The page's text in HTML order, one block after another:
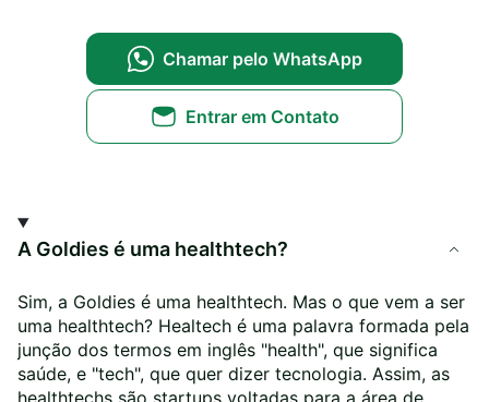
Chamar pelo WhatsApp
Entrar em Contato
A Goldies é uma healthtech?
Sim, a Goldies é uma healthtech. Mas o que vem a ser
uma healthtech? Healtech é uma palavra formada pela
junção dos termos em inglês "health", que significa
saúde, e "tech", que quer dizer tecnologia. Assim, as
healthtechs são startups voltadas para a área de